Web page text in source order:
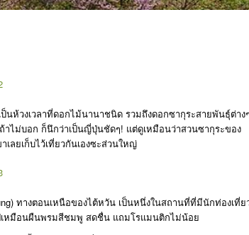
นห้วงเวลาที่ดอกไม้นานาชนิด รวมถึงดอกซากุระสายพันธุ์ต่าง
ไม่บอก ก็นึกว่าเป็นญี่ปุ่นชัดๆ! แต่ดูเหมือนว่าสวนซากุระของ
ลยเก็บไว้เที่ยวกันเองซะส่วนใหญ่
ทางตอนเหนือของไต้หวัน เป็นหนึ่งในสถานที่ที่มีนักท่องเที่ย
เหมือนผืนพรมสีชมพู สดชื่น แถมโรแมนติกไม่น้อย